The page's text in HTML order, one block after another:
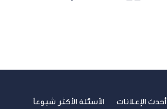
أحدث الإعلانات
الأسئلة الأكثر شيوعاً